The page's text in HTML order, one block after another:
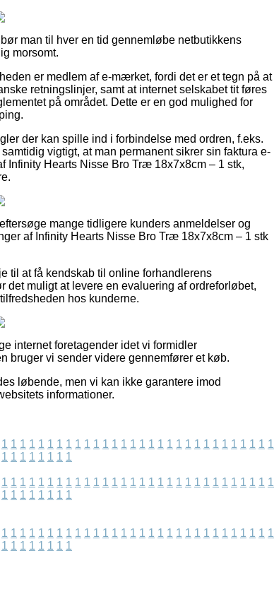
man til hver en tid gennemløbe netbutikkens
morsomt.
er medlem af e-mærket, fordi det er et tegn på at
retningslinjer, samt at internet selskabet tit føres
på området. Dette er en god mulighed for
der kan spille ind i forbindelse med ordren, f.eks.
vigtigt, at man permanent sikrer sin faktura e-
Infinity Hearts Nisse Bro Træ 18x7x8cm – 1 stk,
mange tidligere kunders anmeldelser og
af Infinity Hearts Nisse Bro Træ 18x7x8cm – 1 stk
til at få kendskab til online forhandlerens
muligt at levere en evaluering af ordreforløbet,
hos kunderne.
internet foretagender idet vi formidler
bruger vi sender videre gennemfører et køb.
løbende, men vi kan ikke garantere imod
informationer.
1 1 1 1 1 1 1 1 1 1 1 1 1 1 1 1 1 1 1 1 1 1 1 1 1 1 1 1 1 1
1 1 1 1 1 1 1 1
1 1 1 1 1 1 1 1 1 1 1 1 1 1 1 1 1 1 1 1 1 1 1 1 1 1 1 1 1 1
1 1 1 1 1 1 1 1
1 1 1 1 1 1 1 1 1 1 1 1 1 1 1 1 1 1 1 1 1 1 1 1 1 1 1 1 1 1
1 1 1 1 1 1 1 1